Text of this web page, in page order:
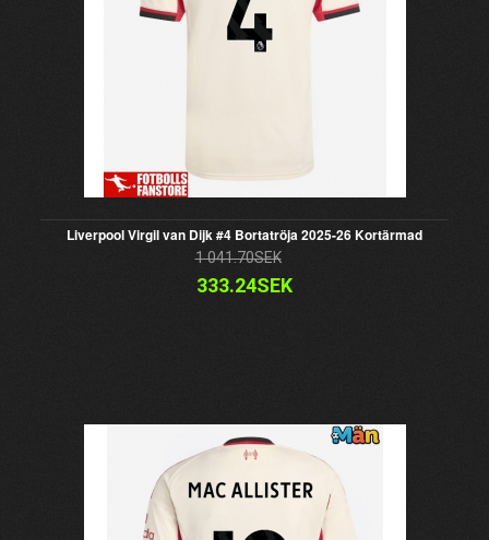
Liverpool Virgil van Dijk #4 Bortatröja 2025-26 Kortärmad
1 041.70SEK
333.24SEK